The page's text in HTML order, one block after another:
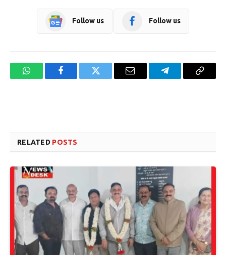
Follow us Follow us
WhatsAppFacebookTwitter Email TelegramCopy
RELATED POSTS